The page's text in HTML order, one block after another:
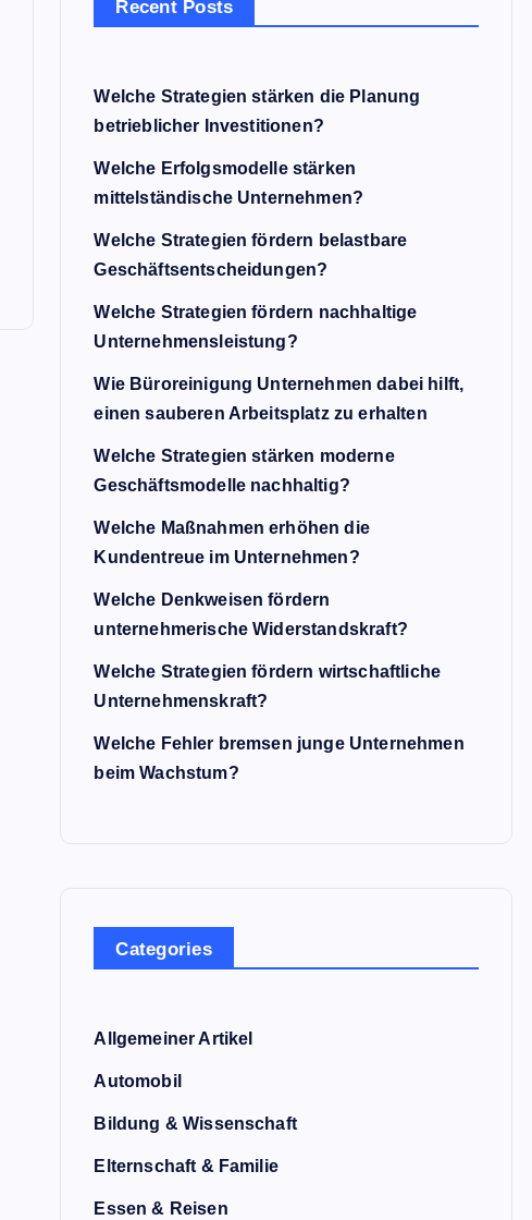
Recent Posts
Welche Strategien stärken die Planung
betrieblicher Investitionen?
Welche Erfolgsmodelle stärken
mittelständische Unternehmen?
Welche Strategien fördern belastbare
Geschäftsentscheidungen?
Welche Strategien fördern nachhaltige
Unternehmensleistung?
Wie Büroreinigung Unternehmen dabei hilft,
einen sauberen Arbeitsplatz zu erhalten
Welche Strategien stärken moderne
Geschäftsmodelle nachhaltig?
Welche Maßnahmen erhöhen die
Kundentreue im Unternehmen?
Welche Denkweisen fördern
unternehmerische Widerstandskraft?
Welche Strategien fördern wirtschaftliche
Unternehmenskraft?
Welche Fehler bremsen junge Unternehmen
beim Wachstum?
Categories
Allgemeiner Artikel
Automobil
Bildung & Wissenschaft
Elternschaft & Familie
Essen & Reisen